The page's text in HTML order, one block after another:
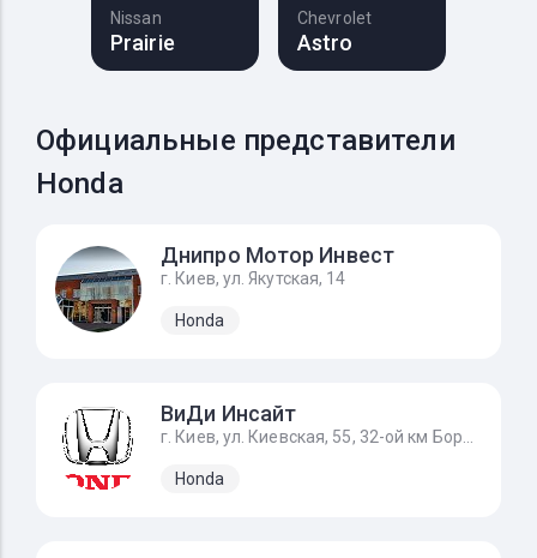
Nissan
Prairie
Chevrolet
Astro
Официальные представители
Honda
Днипро Мотор Инвест
г. Киев, ул. Якутская, 14
Honda
ВиДи Инсайт
Honda